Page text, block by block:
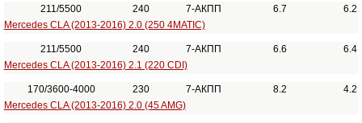
211/5500 240 7-АКПП 6.7
6.2
Mercedes CLA (2013-2016) 2.0 (250 4MATIC)
211/5500 240 7-АКПП 6.6
6.4
Mercedes CLA (2013-2016) 2.1 (220 CDI)
170/3600-4000 230 7-АКПП 8.2
4.2
Mercedes CLA (2013-2016) 2.0 (45 AMG)